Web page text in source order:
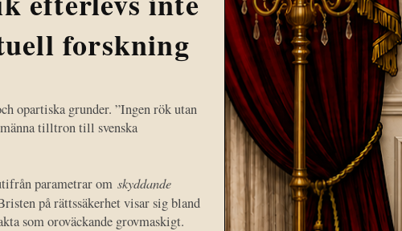
forskning
opartiska grunder. ”Ingen rök utan
tilltron till svenska
parametrar om skyddande
på rättssäkerhet visar sig bland
som oroväckande grovmaskigt.